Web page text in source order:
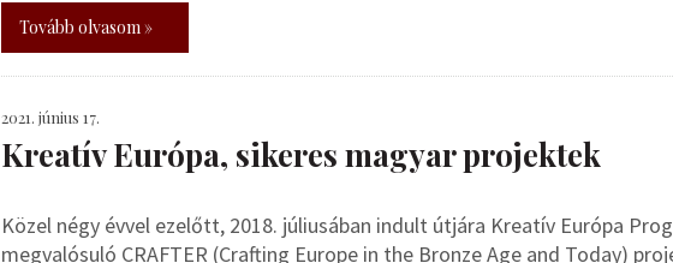
Tovább olvasom »
2021. június 17.
Kreatív Európa, sikeres magyar projektek
Közel négy évvel ezelőtt, 2018. júliusában indult útjára Kreatív Európa
megvalósuló CRAFTER (Crafting Europe in the Bronze Age and Today)